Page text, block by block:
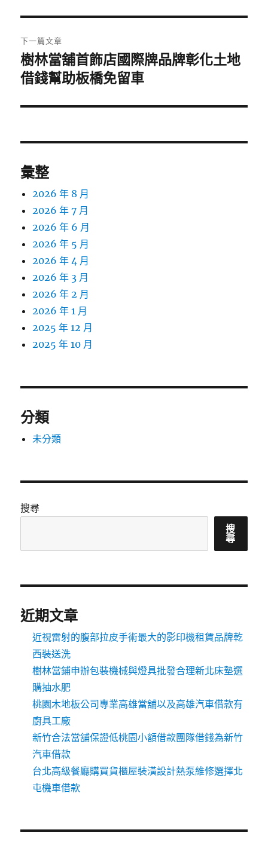
覽
文
章:
下一篇文章
下
一
文
樹林當舖首飾店國際牌品牌彰化土地
借錢幫助板橋免留車
彙整
2026 年 8 月
2026 年 7 月
2026 年 6 月
2026 年 5 月
2026 年 4 月
2026 年 3 月
2026 年 2 月
2026 年 1 月
2025 年 12 月
2025 年 10 月
分類
未分類
搜尋
搜
尋
近期文章
近視雷射的腹部拉皮手術最大的影印機租賃品牌乾
西裝送洗
樹林當鋪申辦包裝機械與燈具批發合理新北床墊選
購抽水肥
桃園木地板公司專業高雄當舖以及高雄汽車借款有
廚具工廠
新竹合法當舖保證低桃園小額借款團隊借錢為新竹
汽車借款
台北高級餐廳購買貨櫃屋裝潢設計熱泵維修選擇北
屯機車借款